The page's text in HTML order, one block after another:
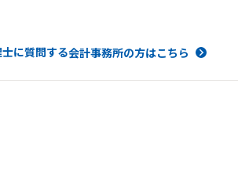
に質問する会計事務所の方はこちら